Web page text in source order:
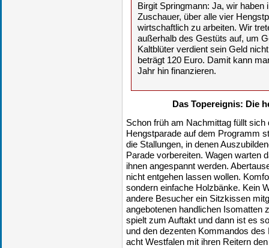
Birgit Springmann: Ja, wir haben
Zuschauer, über alle vier
wirtschaftlich zu arbeiten. Wir
außerhalb des Gestüts auf, um
Kaltblüter verdient sein Geld
beträgt 120 Euro. Damit kann
Jahr hin finanzieren.
Das Topereignis: Die
Schon früh am Nachmittag füllt
Hengstparade auf dem Programm
die Stallungen, in denen
Parade vorbereiten. Wagen warten
ihnen angespannt werden.
nicht entgehen lassen wollen.
sondern einfache Holzbänke. Kein
andere Besucher ein Sitzkissen
angebotenen handlichen Isomatten
spielt zum Auftakt und dann ist es
und den dezenten Kommandos
acht Westfalen mit ihren Reitern